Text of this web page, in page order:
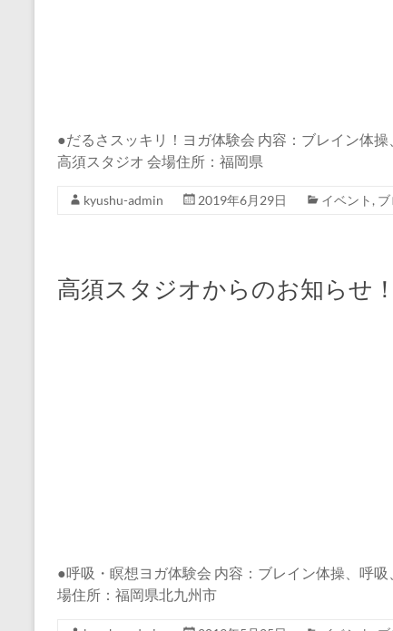
●だるさスッキリ！ヨガ体験会 内容：ブレイン体
高須スタジオ 会場住所：福岡県
kyushu-admin 2019年6月29日 イベント ,
高須スタジオからのお知らせ
●呼吸・瞑想ヨガ体験会 内容：ブレイン体操、呼
場住所：福岡県北九州市